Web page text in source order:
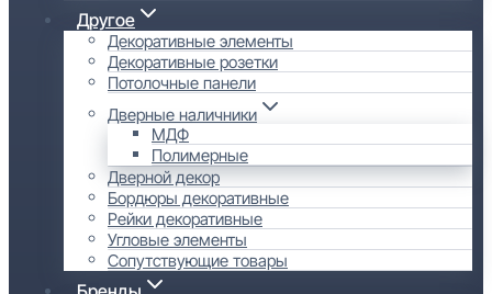
Другое
Декоративные элементы
Декоративные розетки
Потолочные панели
Дверные наличники
МДФ
Полимерные
Дверной декор
Бордюры декоративные
Рейки декоративные
Угловые элементы
Сопутствующие товары